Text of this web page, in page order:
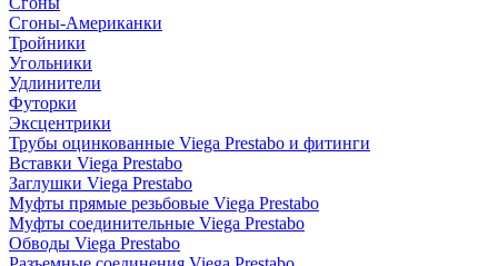
Сгоны-Американки
Тройники
Угольники
Удлинители
Футорки
Эксцентрики
Трубы оцинкованные Viega Prestabo и фитинги
Вставки Viega Prestabo
Заглушки Viega Prestabo
Муфты прямые резьбовые Viega Prestabo
Муфты соединительные Viega Prestabo
Обводы Viega Prestabo